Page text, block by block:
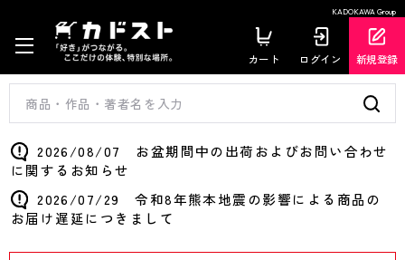
KADOKAWA Group
カート ログイン 新規登録
2026/08/07 お盆期間中の出荷およびお問い合わせ
に関するお知らせ
2026/07/29 令和8年熊本地震の影響による商品の
お届け遅延につきまして